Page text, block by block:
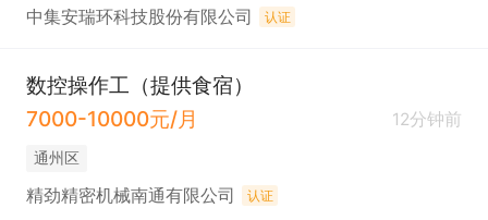
中集安瑞环科技股份有限公司 认证
数控操作工（提供食宿）
7000-10000元/月
12分钟前
通州区
精劲精密机械南通有限公司 认证